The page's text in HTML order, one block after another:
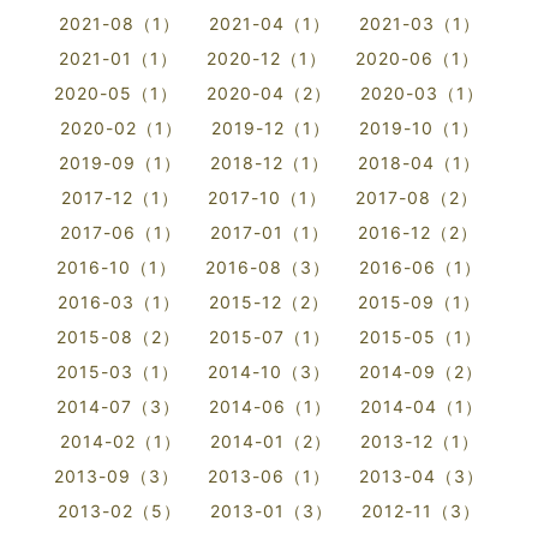
2021-08（1）
2021-04（1）
2021-03（1）
2021-01（1）
2020-12（1）
2020-06（1）
2020-05（1）
2020-04（2）
2020-03（1）
2020-02（1）
2019-12（1）
2019-10（1）
2019-09（1）
2018-12（1）
2018-04（1）
2017-12（1）
2017-10（1）
2017-08（2）
2017-06（1）
2017-01（1）
2016-12（2）
2016-10（1）
2016-08（3）
2016-06（1）
2016-03（1）
2015-12（2）
2015-09（1）
2015-08（2）
2015-07（1）
2015-05（1）
2015-03（1）
2014-10（3）
2014-09（2）
2014-07（3）
2014-06（1）
2014-04（1）
2014-02（1）
2014-01（2）
2013-12（1）
2013-09（3）
2013-06（1）
2013-04（3）
2013-02（5）
2013-01（3）
2012-11（3）